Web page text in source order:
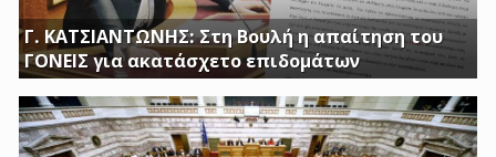
Γ. ΚΑΤΣΙΑΝΤΩΝΗΣ: Στη Βουλή η απαίτηση του
ΓΟΝΕΙΣ για ακατάσχετο επιδομάτων
ΕΡΩΤΗΣΗ ΤΟΥ ΒΟΥΛΕΥΤΗ ΓΙΩΡΓΟΥ ΚΑΤΣΙΑΝΤΩΝΗ